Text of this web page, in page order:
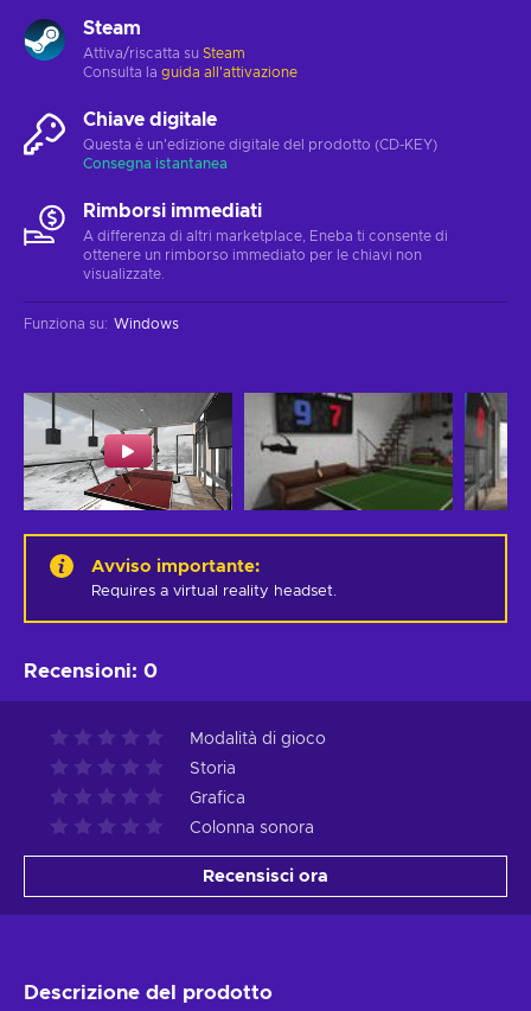
Steam
Attiva/riscatta su Steam
Consulta la guida all'attivazione
Chiave digitale
Questa è un'edizione digitale del prodotto (CD-KEY)
Consegna istantanea
Rimborsi immediati
A differenza di altri marketplace, Eneba ti consente di
ottenere un rimborso immediato per le chiavi non
visualizzate.
Funziona su: Windows
Avviso importante:
Requires a virtual reality headset.
Recensioni: 0
Modalità di gioco
Storia
Grafica
Colonna sonora
Recensisci ora
Descrizione del prodotto